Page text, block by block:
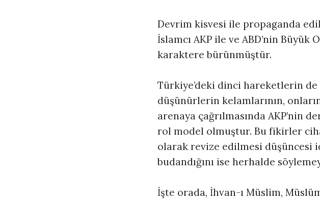
Devrim kisvesi ile propaganda
İslamcı AKP ile ve ABD’nin
karaktere bürünmüştür.
Türkiye’deki dinci hareketlerin de
düşünürlerin kelamlarının,
arenaya çağrılmasında AKP’nin
rol model olmuştur. Bu fikirler
olarak revize edilmesi düşüncesi
budandığını ise herhalde
İşte orada, İhvan-ı Müslim,